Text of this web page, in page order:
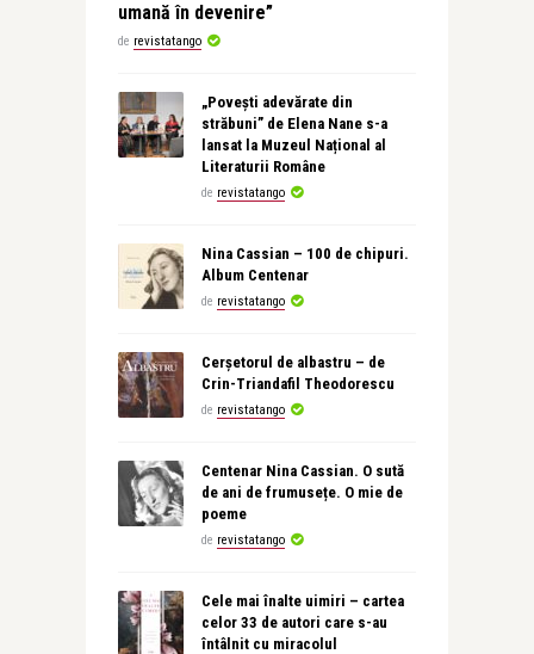
umană în devenire”
de revistatango
„Povești adevărate din
străbuni” de Elena Nane s-a
lansat la Muzeul Național al
Literaturii Române
de revistatango
Nina Cassian – 100 de chipuri.
Album Centenar
de revistatango
Cerșetorul de albastru – de
Crin-Triandafil Theodorescu
de revistatango
Centenar Nina Cassian. O sută
de ani de frumusețe. O mie de
poeme
de revistatango
Cele mai înalte uimiri – cartea
celor 33 de autori care s-au
întâlnit cu miracolul